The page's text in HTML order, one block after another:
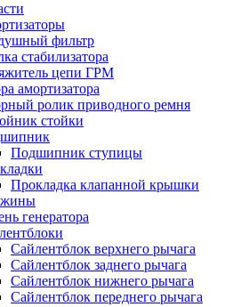
фильтр
стабилизатора
цепи ГРМ
амортизатора
ролик приводного ремня
стойки
Подшипник ступицы
Прокладка клапанной крышки
генератора
Сайлентблок верхнего рычага
Сайлентблок заднего рычага
Сайлентблок нижнего рычага
Сайлентблок переднего рычага